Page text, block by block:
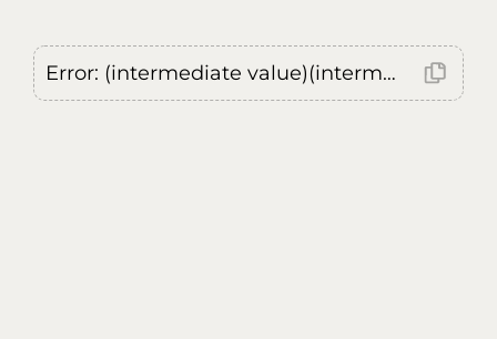
Error: (intermediate value)(intermediate value)(intermediate value).replaceAll is not a function